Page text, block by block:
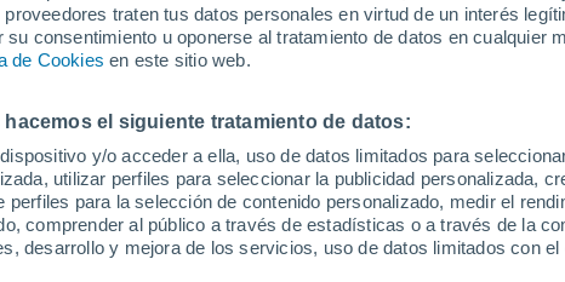
traten tus datos personales en virtud de un interés
su consentimiento u oponerse al tratamiento de datos en cualquier
de Cookies en este sitio web.
el siguiente tratamiento de datos:
y/o acceder a ella, uso de datos limitados para
utilizar perfiles para seleccionar la publicidad personalizada,
perfiles para la selección de contenido personalizado, medir el
comprender al público a través de estadísticas o a través de la
desarrollo y mejora de los servicios, uso de datos limitados con
provocan graves
en #Favara (Sicilia), Italia.
cientos de rescates